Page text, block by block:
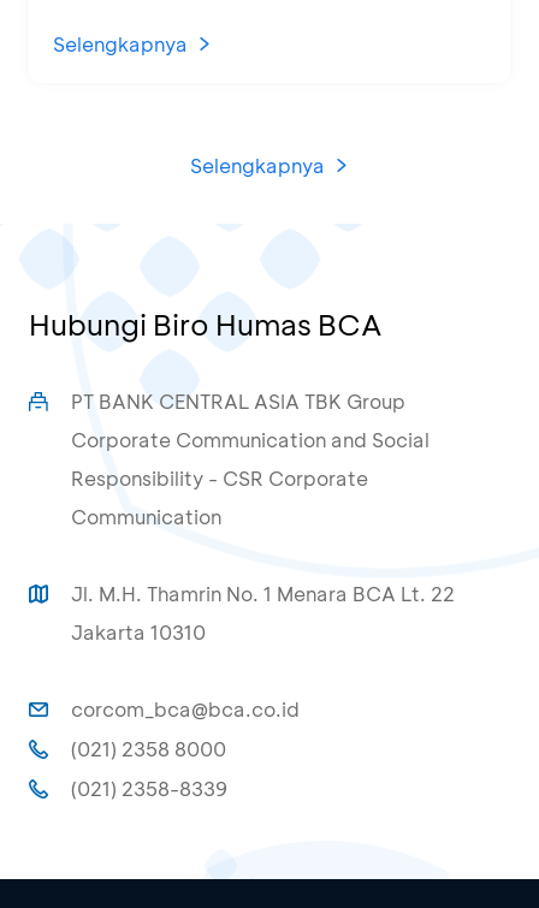
di KCU Tanjung Priok
Selengkapnya
Selengkapnya
Hubungi Biro Humas BCA
PT BANK CENTRAL ASIA TBK Group
Corporate Communication and Social
Responsibility - CSR Corporate
Communication
Jl. M.H. Thamrin No. 1 Menara BCA Lt. 22
Jakarta 10310
corcom_bca@bca.co.id
(021) 2358 8000
(021) 2358-8339